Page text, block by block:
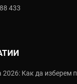
433
2026: Как да изберем